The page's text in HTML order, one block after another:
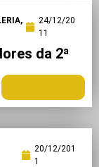
,
24/12/20
11
da 2ª
20/12/201
1